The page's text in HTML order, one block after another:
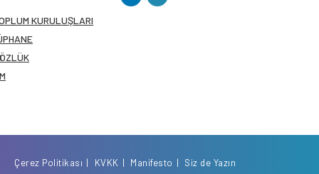
KURULUŞLARI
Çerez Politikası KVKK Manifesto Siz de Yazın